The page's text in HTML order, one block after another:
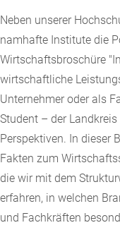
Neben unserer
namhafte Institute die
Wirtschaftsbroschüre
wirtschaftliche
Unternehmer oder als
Student – der
Perspektiven. In dieser
Fakten zum
die wir mit dem
erfahren, in welchen
und Fachkräften